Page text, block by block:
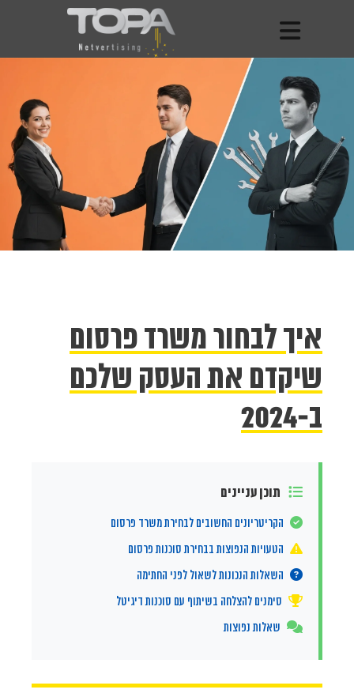
איך לבחור משרד פרסום
שיקדם את העסק שלכם
ב-2024
תוכן עניינים
הקריטריונים החשובים לבחירת משרד פרסום
הטעויות הנפוצות בבחירת סוכנות פרסום
השאלות הנכונות לשאול לפני החתימה
סימנים להצלחה בשיתוף עם סוכנות דיגיטל
שאלות נפוצות